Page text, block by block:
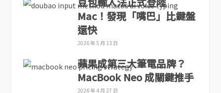
Mac！發現「嘴巴」比鍵盤
還快
2026 年 5 月 13 日
蘋果成第三大筆電品牌？
MacBook Neo 成關鍵推手
2026 年 4 月 27 日